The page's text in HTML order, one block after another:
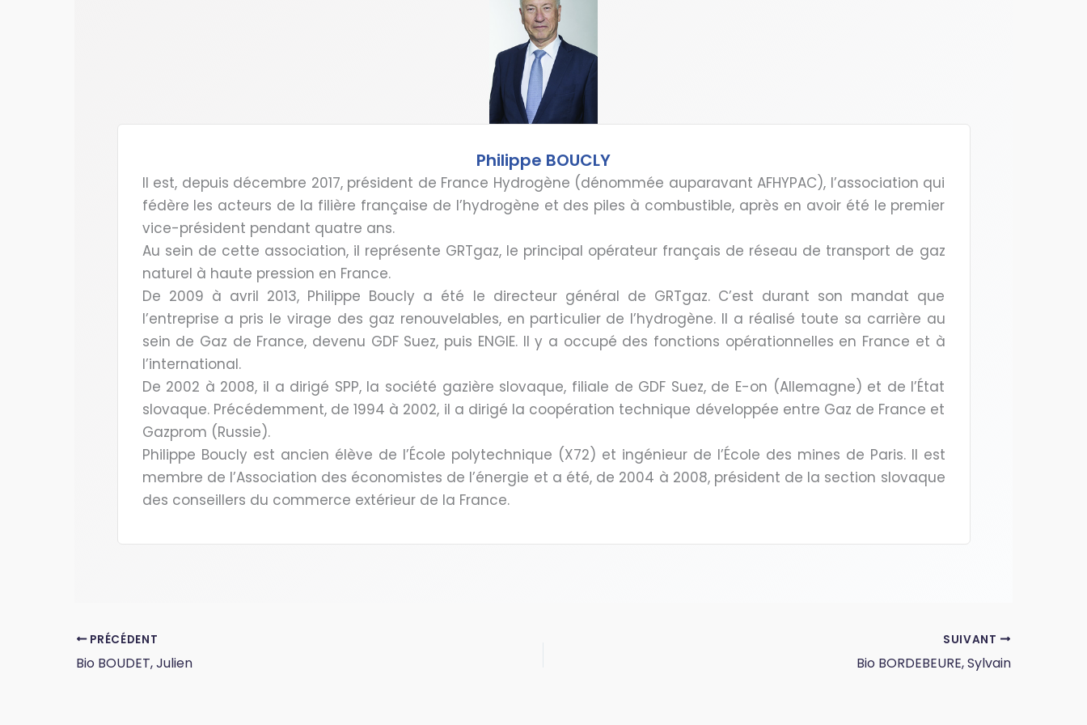
Philippe BOUCLY
Il est, depuis décembre 2017, président de France Hydrogène (dénommée auparavant AFHYPAC), l’association qui
fédère les acteurs de la filière française de l’hydrogène et des piles à combustible, après en avoir été le premier
vice-président pendant quatre ans.
Au sein de cette association, il représente GRTgaz, le principal opérateur français de réseau de transport de gaz
naturel à haute pression en France.
De 2009 à avril 2013, Philippe Boucly a été le directeur général de GRTgaz. C’est durant son mandat que
l’entreprise a pris le virage des gaz renouvelables, en particulier de l’hydrogène. Il a réalisé toute sa carrière au
sein de Gaz de France, devenu GDF Suez, puis ENGIE. Il y a occupé des fonctions opérationnelles en France et à
l’international.
De 2002 à 2008, il a dirigé SPP, la société gazière slovaque, filiale de GDF Suez, de E-on (Allemagne) et de l’État
slovaque. Précédemment, de 1994 à 2002, il a dirigé la coopération technique développée entre Gaz de France et
Gazprom (Russie).
Philippe Boucly est ancien élève de l’École polytechnique (X72) et ingénieur de l’École des mines de Paris. Il est
membre de l’Association des économistes de l’énergie et a été, de 2004 à 2008, président de la section slovaque
des conseillers du commerce extérieur de la France.
PRÉCÉDENT
Bio BOUDET, Julien
SUIVANT
Bio BORDEBEURE, Sylvain